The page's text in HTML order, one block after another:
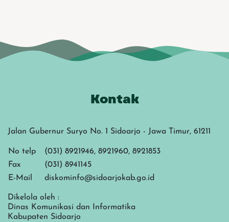
Kontak
Jalan Gubernur Suryo No. 1 Sidoarjo - Jawa Timur, 61211
No telp
(031) 8921946, 8921960, 8921853
Fax
(031) 8941145
E-Mail
diskominfo@sidoarjokab.go.id
Dikelola oleh :
Dinas Komunikasi dan Informatika
Kabupaten Sidoarjo